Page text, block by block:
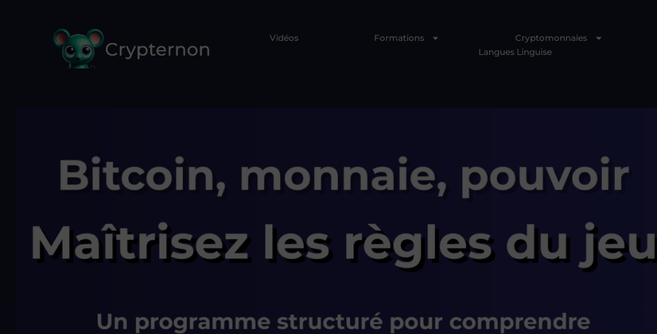
Vidéos Formations Cryptomonnaies
Langues Linguise